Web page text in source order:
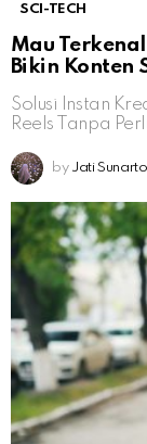
SCI-TECH
Mau
Bikin Konten
Solusi Instan
Reels Tanpa
by Jati Sunarto